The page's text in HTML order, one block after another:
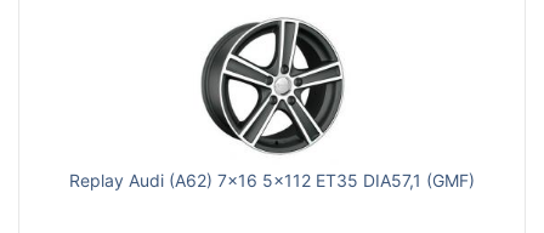
Replay Audi (A62) 7x16 5x112 ET35 DIA57,1 (GMF)